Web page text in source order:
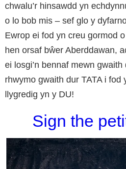
chwalu’r hinsawdd yn
o lo bob mis – sef glo y
Ewrop ei fod yn creu gormod
hen orsaf bŵer Aberddawan,
ei losgi’n bennaf mewn
rhwymo gwaith dur TATA i fod
llygredig yn y DU!
Sign the